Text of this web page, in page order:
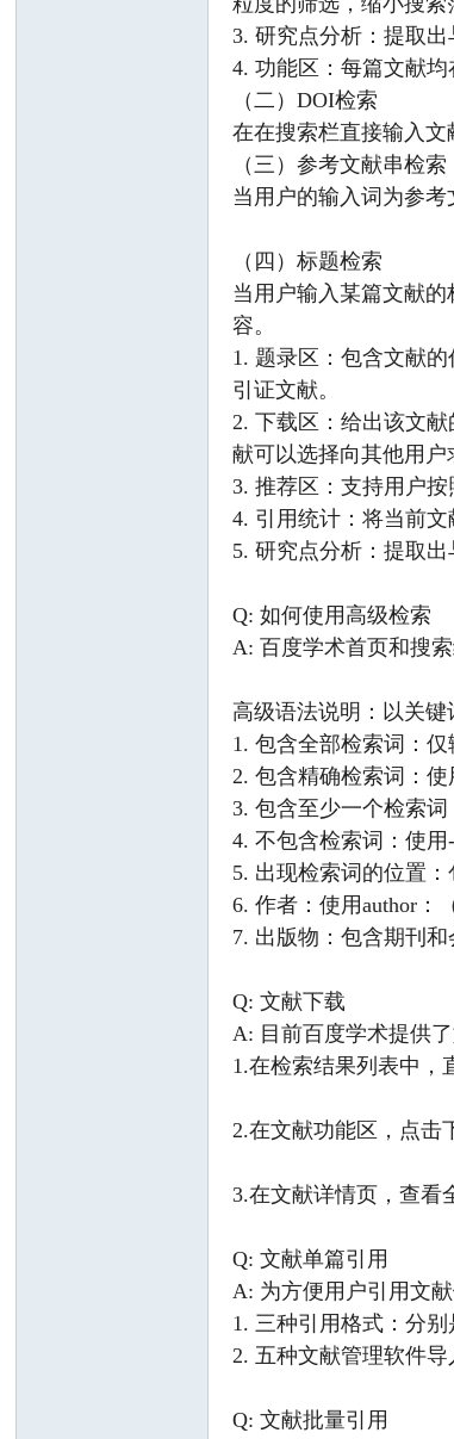
3. 研究点分析：提取
4. 功能区：每篇文献均
（二）DOI检索
在在搜索栏直接输入文
（三）参考文献串检索
当用户的输入词为参
（四）标题检索
当用户输入某篇文献
容。
1. 题录区：包含文献
引证文献。
2. 下载区：给出该文
献可以选择向其他用户
3. 推荐区：支持用户
4. 引用统计：将当前
5. 研究点分析：提取
Q: 如何使用高级检索
A: 百度学术首页和搜
高级语法说明：以关键
1. 包含全部检索词：
2. 包含精确检索词：使
3. 包含至少一个检索
4. 不包含检索词：使用
5. 出现检索词的位置
6. 作者：使用author：
7. 出版物：包含期刊和
Q: 文献下载
A: 目前百度学术提供
1.在检索结果列表中，
2.在文献功能区，点击
3.在文献详情页，查看
Q: 文献单篇引用
A: 为方便用户引用文
1. 三种引用格式：分
2. 五种文献管理软件导
Q: 文献批量引用